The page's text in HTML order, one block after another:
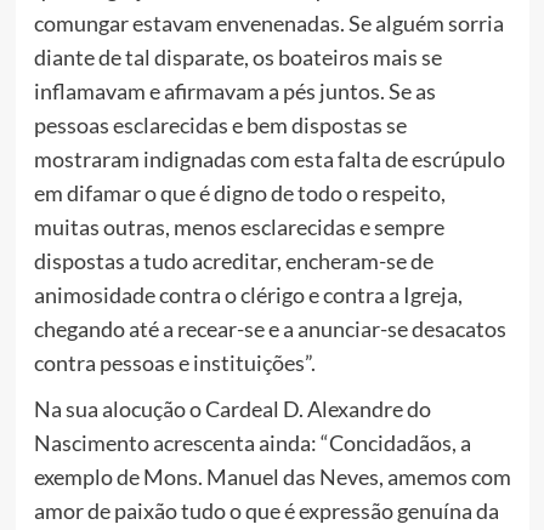
comungar estavam envenenadas. Se alguém sorria
diante de tal disparate, os boateiros mais se
inflamavam e afirmavam a pés juntos. Se as
pessoas esclarecidas e bem dispostas se
mostraram indignadas com esta falta de escrúpulo
em difamar o que é digno de todo o respeito,
muitas outras, menos esclarecidas e sempre
dispostas a tudo acreditar, encheram-se de
animosidade contra o clérigo e contra a Igreja,
chegando até a recear-se e a anunciar-se desacatos
contra pessoas e instituições”.
Na sua alocução o Cardeal D. Alexandre do
Nascimento acrescenta ainda: “Concidadãos, a
exemplo de Mons. Manuel das Neves, amemos com
amor de paixão tudo o que é expressão genuína da